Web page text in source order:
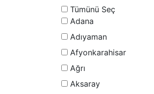
Tümünü Seç
Adana
Adıyaman
Afyonkarahisar
Ağrı
Aksaray